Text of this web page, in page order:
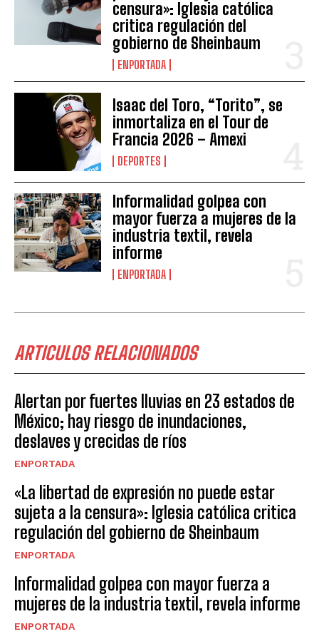
censura»: Iglesia católica
critica regulación del
gobierno de Sheinbaum
ENPORTADA
Isaac del Toro, “Torito”, se
inmortaliza en el Tour de
Francia 2026 – Amexi
DEPORTES
Informalidad golpea con
mayor fuerza a mujeres de la
industria textil, revela
informe
ENPORTADA
ARTICULOS RELACIONADOS
Alertan por fuertes lluvias en 23 estados de
México; hay riesgo de inundaciones,
deslaves y crecidas de ríos
ENPORTADA
«La libertad de expresión no puede estar
sujeta a la censura»: Iglesia católica critica
regulación del gobierno de Sheinbaum
ENPORTADA
Informalidad golpea con mayor fuerza a
mujeres de la industria textil, revela informe
ENPORTADA